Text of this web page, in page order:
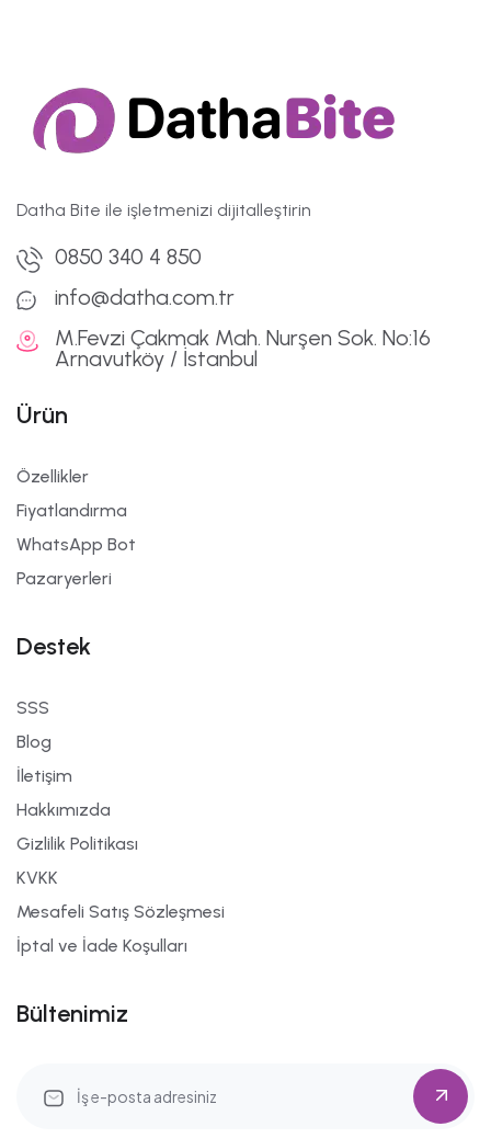
Datha Bite ile işletmenizi dijitalleştirin
0850 340 4 850
info@datha.com.tr
M.Fevzi Çakmak Mah. Nurşen Sok. No:16
Arnavutköy / İstanbul
Ürün
Özellikler
Fiyatlandırma
WhatsApp Bot
Pazaryerleri
Destek
SSS
Blog
İletişim
Hakkımızda
Gizlilik Politikası
KVKK
Mesafeli Satış Sözleşmesi
İptal ve İade Koşulları
Bültenimiz